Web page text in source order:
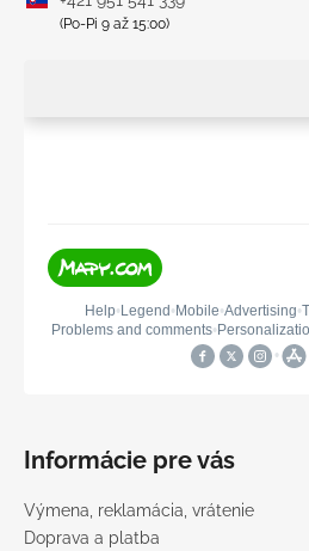
(Po-Pi 9 až 15:00)
Informácie pre vás
Výmena, reklamácia, vrátenie
Doprava a platba